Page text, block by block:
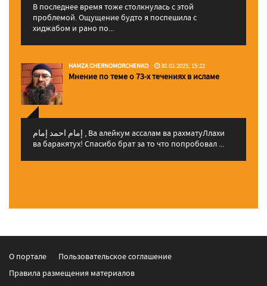
В последнее время тоже столкнулась с этой
проблемой. Ощущение будто я поспешила с
хиджабом и рано по...
HAMZA CHERNOMORCHENKO 30.01.2025, 15:22
Мнение по теме о 73-х течениях в исламе
إمام احمد إمام , Ва алейкум ассалам ва рахматуЛлахи
ва баракятух! Спасибо брат за то что попробовал ...
О портале
Пользовательское соглашение
Правила размещения материалов